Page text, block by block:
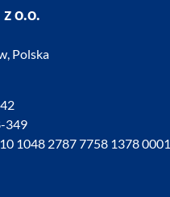
o.o.
Polska
349
1048 2787 7758 1378 0001